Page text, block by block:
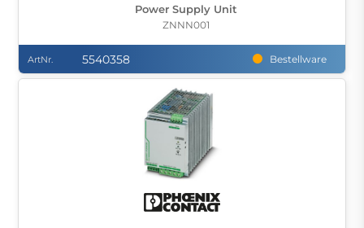
Power Supply Unit
ZNNN001
ArtNr. 5540358 Bestellware